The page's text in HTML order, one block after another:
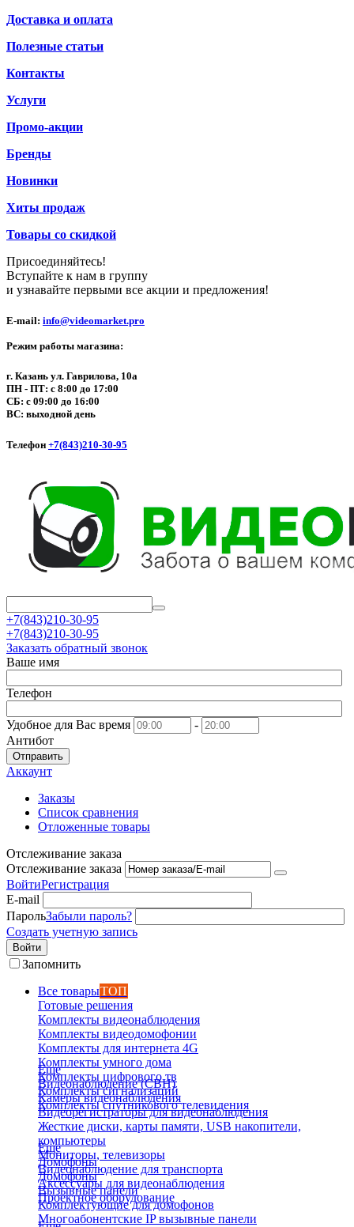
Доставка и оплата
Полезные статьи
Контакты
Услуги
Промо-акции
Бренды
Новинки
Хиты продаж
Товары со скидкой
Присоединяйтесь!
Вступайте к нам в группу
и узнавайте первыми все акции и предложения!
E-mail: info@videomarket.pro
Режим работы магазина:
г. Казань ул. Гаврилова, 10а
ПН - ПТ: с 8:00 до 17:00
СБ: с 09:00 до 16:00
ВС: выходной день
Телефон +7(843)210-30-95
+7(843)210-30-95
+7(843)210-30-95
Заказать обратный звонок
Ваше имя
Телефон
Удобное для Вас время
-
Антибот
Отправить
Аккаунт
Заказы
Список сравнения
Отложенные товары
Отслеживание заказа
Отслеживание заказа
ВойтиРегистрация
E-mail
ПарольЗабыли пароль?
Создать учетную запись
Войти
Запомнить
Все товарыТОП
Готовые решения
Комплекты видеонаблюдения
Комплекты видеодомофонии
Комплекты для интернета 4G
Комплекты умного дома
Комплекты цифрового тв
Комплекты сигнализаций
Комплекты спутникового телевидения
Еще
Видеонаблюдение (СВН)
Камеры видеонаблюдения
Видеорегистраторы для видеонаблюдения
Жесткие диски, карты памяти, USB накопители,
компьютеры
Мониторы, телевизоры
Видеонаблюдение для транспорта
Аксессуары для видеонаблюдения
Проектное оборудование
Еще
Домофоны
Домофоны
Вызывные панели
Комплектующие для домофонов
Многоабонентские IP вызывные панели